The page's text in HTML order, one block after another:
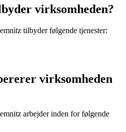
virksomheden?
tilbyder følgende tjenester:
virksomheden
arbejder inden for følgende